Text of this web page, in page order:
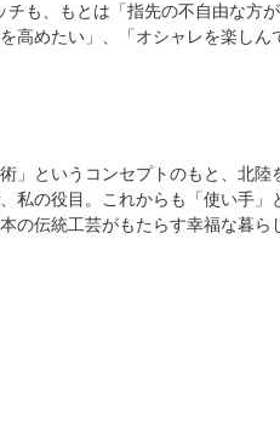
も、もとは「指先の不自由な
めたい」、「オシャレを楽し
というコンセプトのもと、北
の役目。これからも「使い手
伝統工芸がもたらす幸福な暮ら